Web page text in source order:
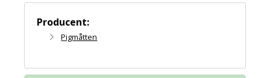
Producent:
Pigmåtten